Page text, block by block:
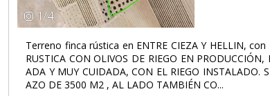
1/4
Terreno finca rústica en ENTRE CIEZA Y HELLIN,
RUSTICA CON OLIVOS DE RIEGO EN
ADA Y MUY CUIDADA, CON EL RIEGO INSTALADO.
AZO DE 3500 M2 , AL LADO TAMBIÉN CO...